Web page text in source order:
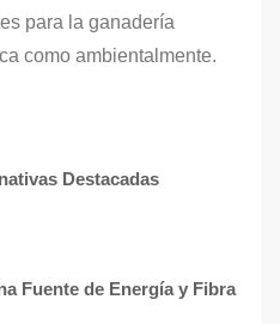
para la ganadería
como ambientalmente.
Destacadas
Fuente de Energía y Fibra